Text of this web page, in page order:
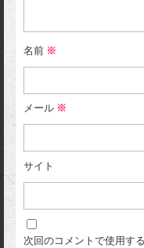
名前 ※
メール ※
サイト
次回のコメントで使用す